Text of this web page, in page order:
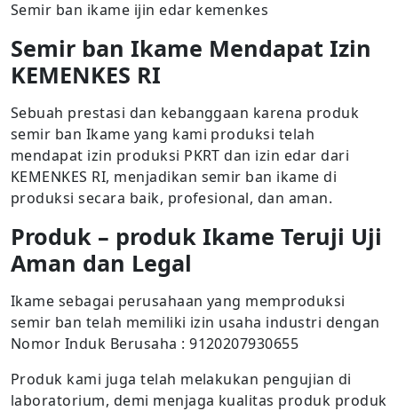
Semir ban ikame ijin edar kemenkes
Semir ban Ikame Mendapat Izin
KEMENKES RI
Sebuah prestasi dan kebanggaan karena produk
semir ban Ikame yang kami produksi telah
mendapat izin produksi PKRT dan izin edar dari
KEMENKES RI, menjadikan semir ban ikame di
produksi secara baik, profesional, dan aman.
Produk – produk Ikame Teruji Uji
Aman dan Legal
Ikame sebagai perusahaan yang memproduksi
semir ban telah memiliki izin usaha industri dengan
Nomor Induk Berusaha : 9120207930655
Produk kami juga telah melakukan pengujian di
laboratorium, demi menjaga kualitas produk produk